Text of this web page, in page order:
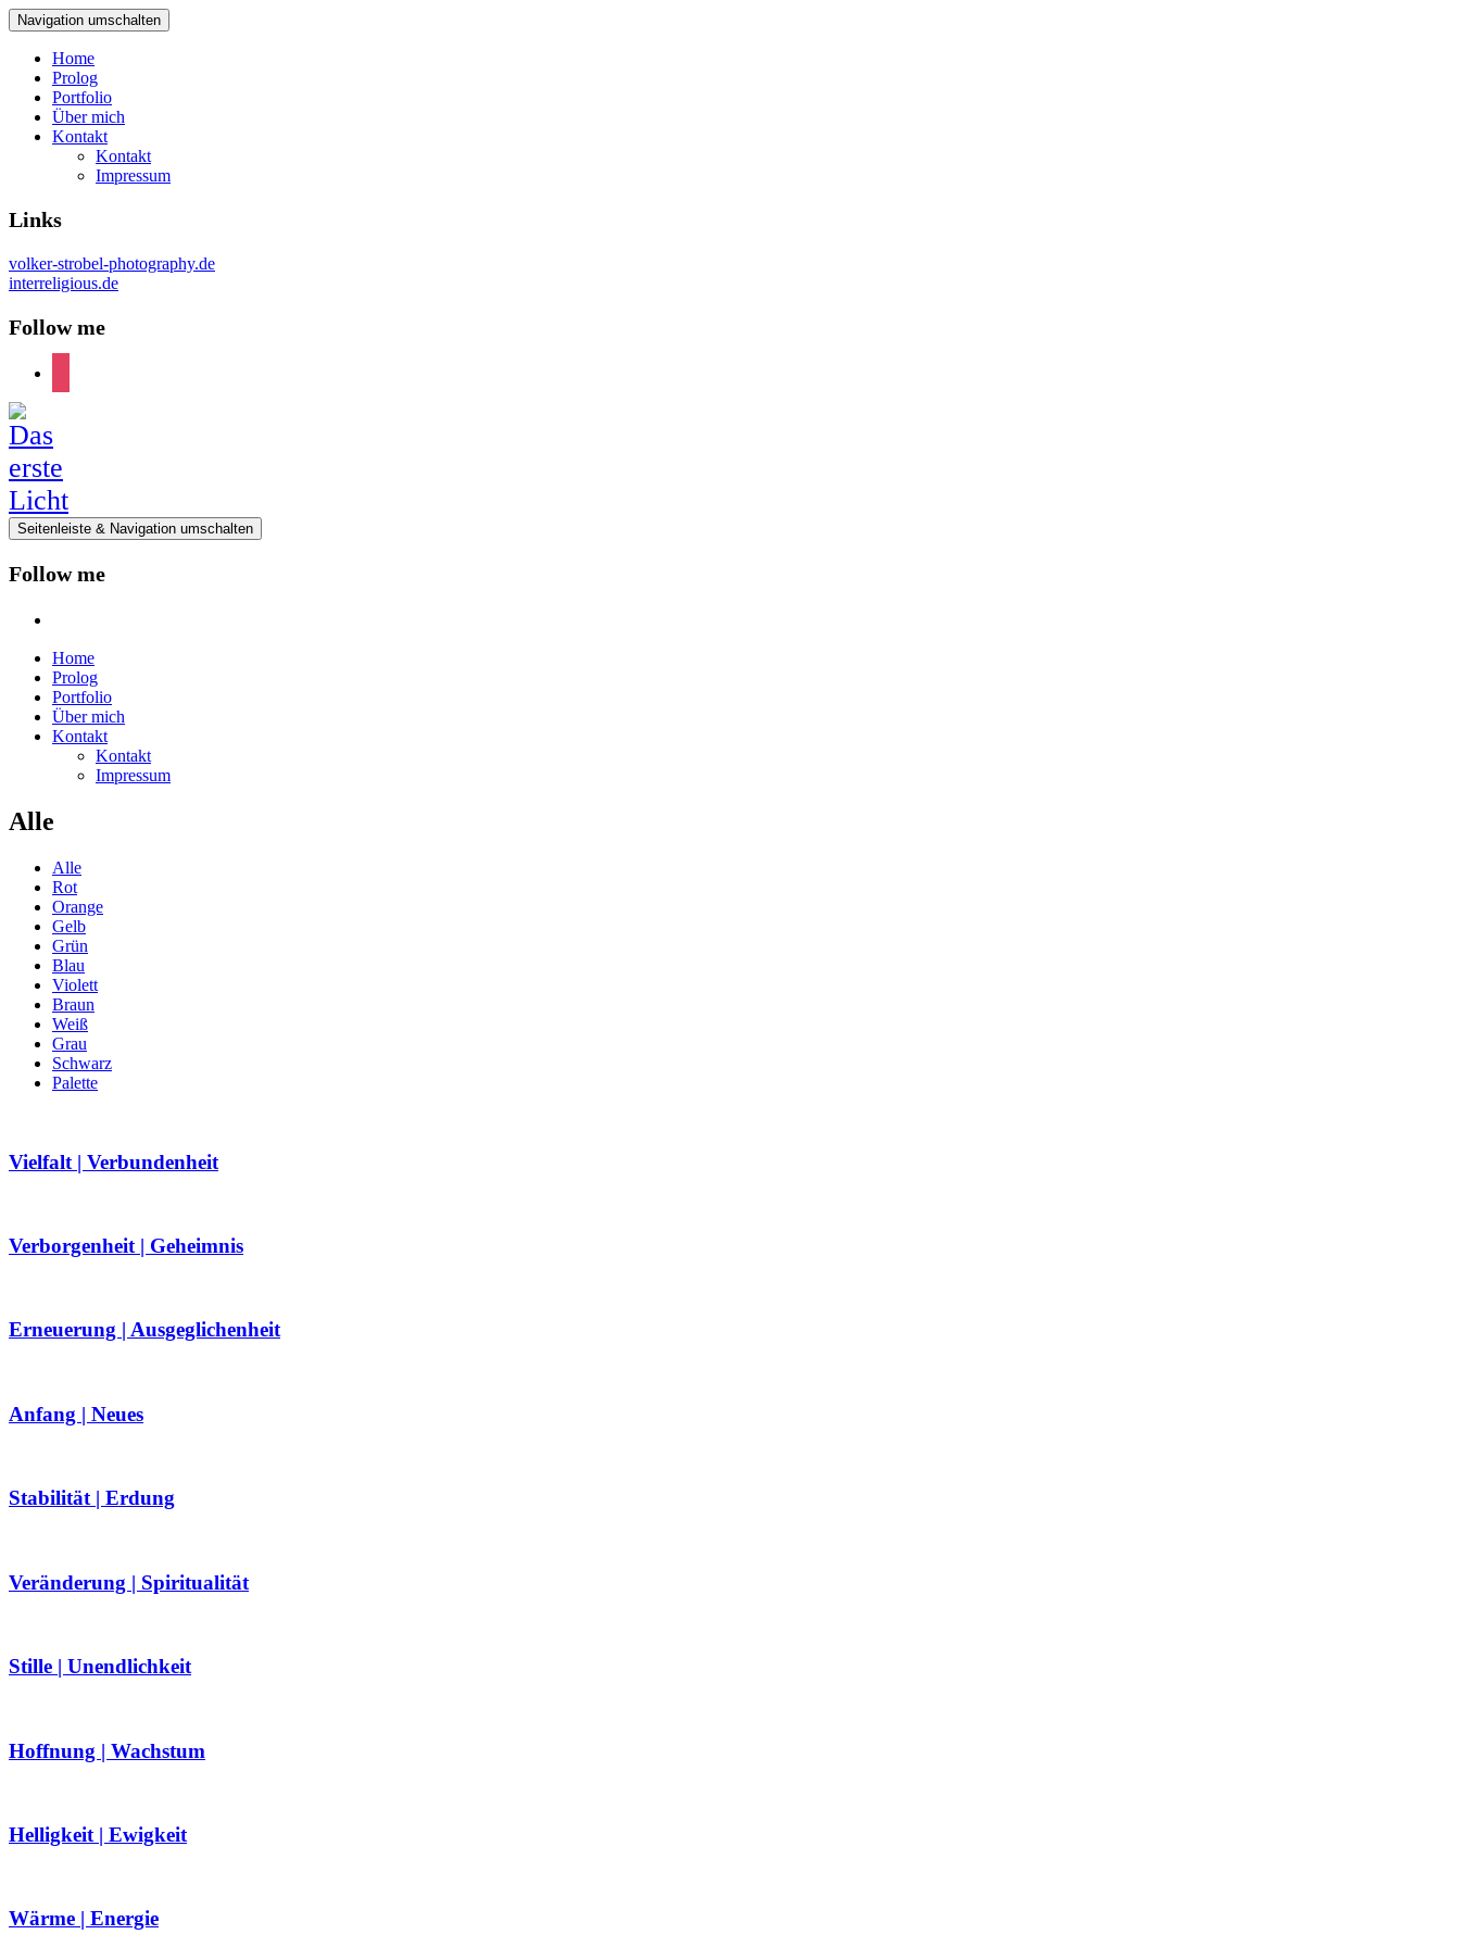
Navigation umschalten
Home
Prolog
Portfolio
Über mich
Kontakt
Kontakt
Impressum
Links
volker-strobel-photography.de
interreligious.de
Follow me
Seitenleiste & Navigation umschalten
Follow me
Home
Prolog
Portfolio
Über mich
Kontakt
Kontakt
Impressum
Alle
Alle
Rot
Orange
Gelb
Grün
Blau
Violett
Braun
Weiß
Grau
Schwarz
Palette
Vielfalt | Verbundenheit
Verborgenheit | Geheimnis
Erneuerung | Ausgeglichenheit
Anfang | Neues
Stabilität | Erdung
Veränderung | Spiritualität
Stille | Unendlichkeit
Hoffnung | Wachstum
Helligkeit | Ewigkeit
Wärme | Energie